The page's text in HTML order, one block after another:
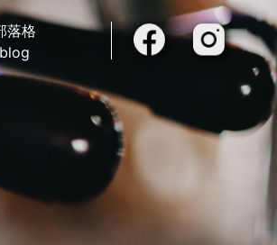
落格
blog